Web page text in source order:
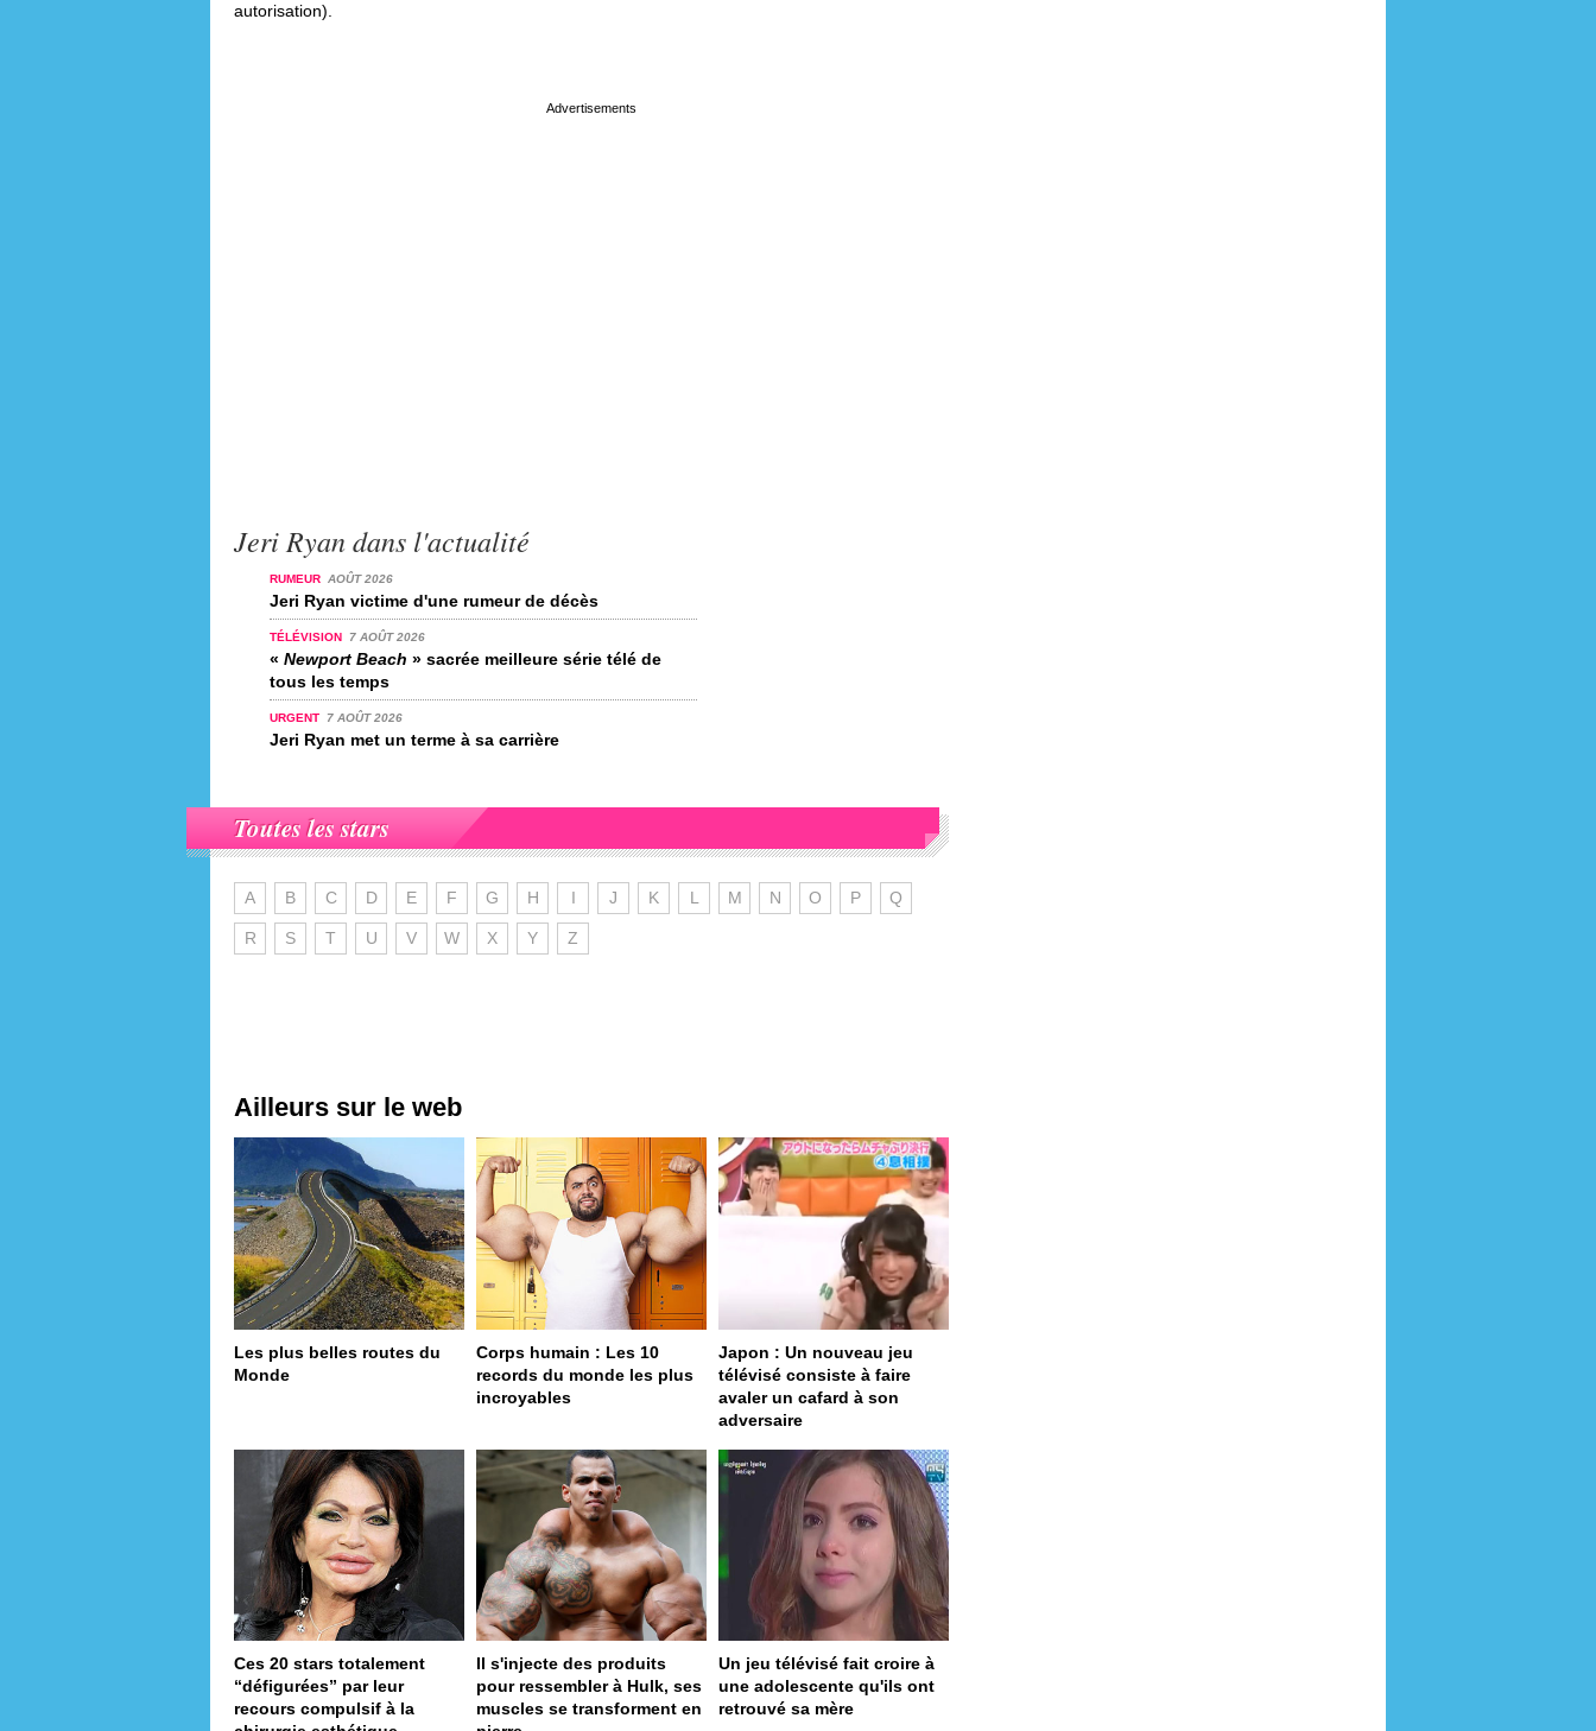
autorisation).
Jeri Ryan dans l'actualité
RUMEUR AOÛT 2026
Jeri Ryan victime d'une rumeur de décès
TÉLÉVISION 7 AOÛT 2026
« Newport Beach » sacrée meilleure série télé de
tous les temps
URGENT 7 AOÛT 2026
Jeri Ryan met un terme à sa carrière
Toutes les stars
A B C D E F G H I J K L M N O P Q
R S T U V W X Y Z
Ailleurs sur le web
Les plus belles routes du
Monde
Corps humain : Les 10
records du monde les plus
incroyables
Japon : Un nouveau jeu
télévisé consiste à faire
avaler un cafard à son
adversaire
Ces 20 stars totalement
“défigurées” par leur
recours compulsif à la
Il s'injecte des produits
pour ressembler à Hulk, ses
muscles se transforment en
Un jeu télévisé fait croire à
une adolescente qu'ils ont
retrouvé sa mère